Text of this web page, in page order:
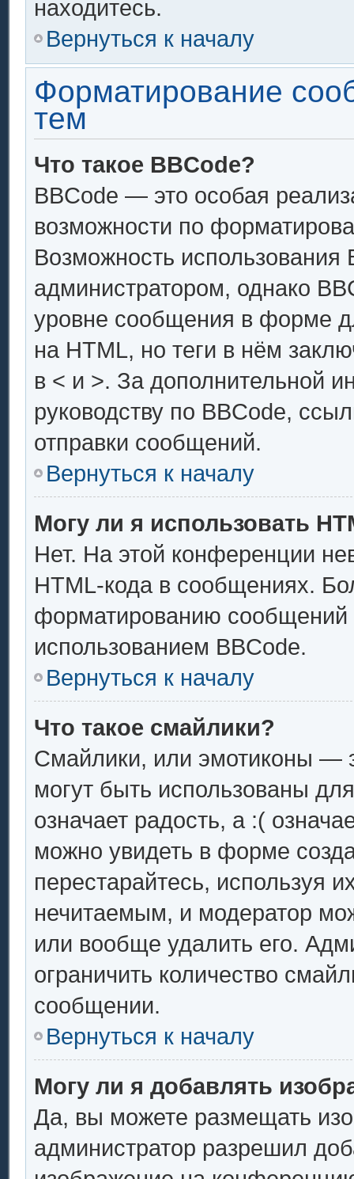
находитесь.
Вернуться к началу
Форматирование
тем
Что такое BBCode?
BBCode — это особая
возможности по
Возможность использования
администратором, однако
уровне сообщения в форме
на HTML, но теги в нём
в < и >. За дополнительной
руководству по BBCode,
отправки сообщений.
Вернуться к началу
Могу ли я использовать
Нет. На этой конференции
HTML-кода в сообщениях.
форматированию сообщений
использованием BBCode.
Вернуться к началу
Что такое смайлики?
Смайлики, или эмотиконы —
могут быть использованы
означает радость, а :(
можно увидеть в форме
перестарайтесь, используя
нечитаемым, и модератор
или вообще удалить его.
ограничить количество
сообщении.
Вернуться к началу
Могу ли я добавлять
Да, вы можете размещать
администратор разрешил